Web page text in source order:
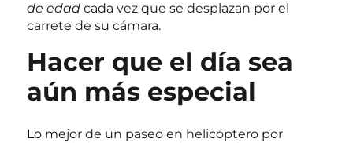
de edad cada vez que se desplazan por el
carrete de su cámara.
Hacer que el día sea
aún más especial
Lo mejor de un paseo en helicóptero por